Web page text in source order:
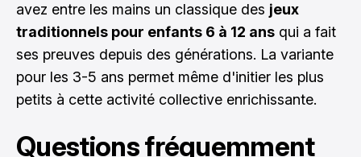
avez entre les mains un classique des jeux
traditionnels pour enfants 6 à 12 ans qui a fait
ses preuves depuis des générations. La variante
pour les 3-5 ans permet même d'initier les plus
petits à cette activité collective enrichissante.
Questions fréquemment